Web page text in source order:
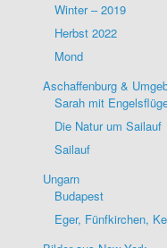
Winter – 2019
Herbst 2022
Mond
Aschaffenburg &
Sarah mit
Die Natur um Sailauf
Sailauf
Ungarn
Budapest
Eger, Fünfkirchen,